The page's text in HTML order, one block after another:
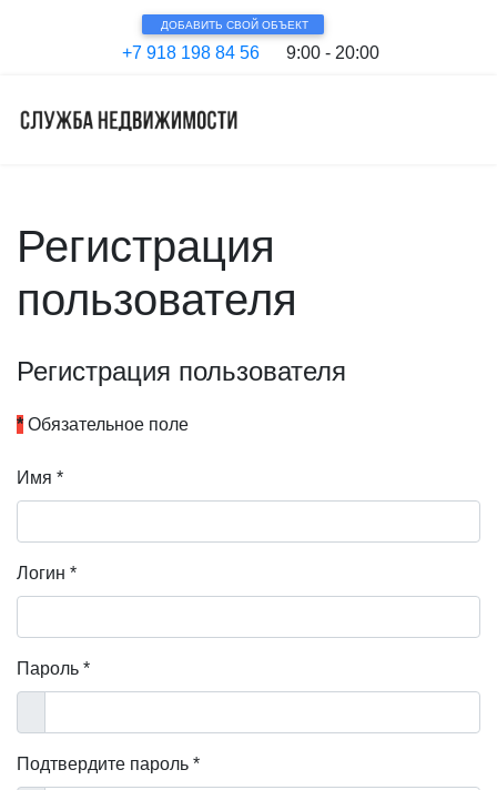
ДОБАВИТЬ СВОЙ ОБЪЕКТ
+7 918 198 84 56 9:00 - 20:00
Регистрация
пользователя
Регистрация пользователя
* Обязательное поле
Имя *
Логин *
Пароль *
Подтвердите пароль *